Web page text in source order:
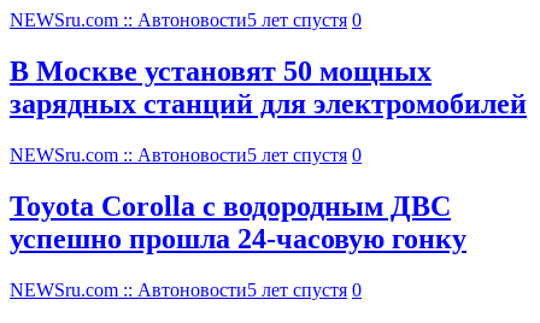
NEWSru.com :: Автоновости5 лет спустя 0
В Москве установят 50 мощных
зарядных станций для электромобилей
NEWSru.com :: Автоновости5 лет спустя 0
Toyota Corolla с водородным ДВС
успешно прошла 24-часовую гонку
NEWSru.com :: Автоновости5 лет спустя 0